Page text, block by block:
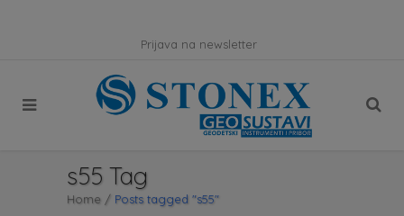
Prijava na newsletter
s55 Tag
Home / Posts tagged "s55"